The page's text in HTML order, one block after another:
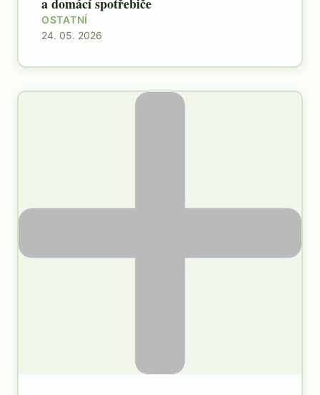
OSTATNÍ
24. 05. 2026